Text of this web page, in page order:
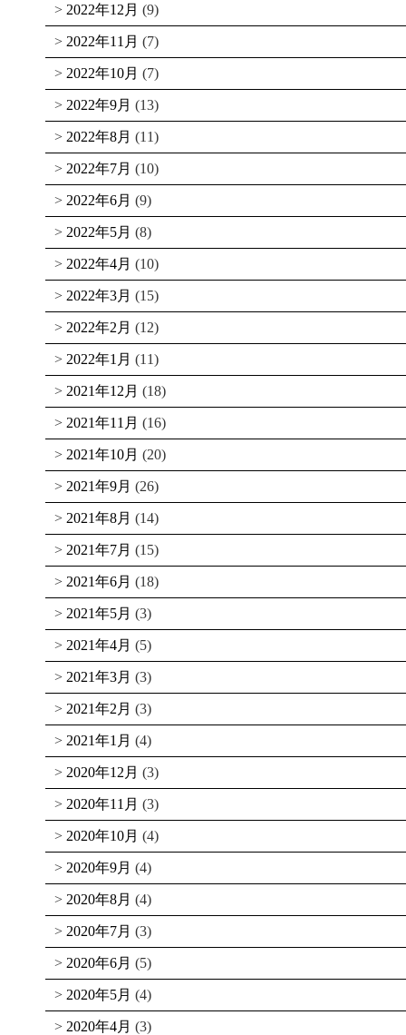
2022年12月 (9)
2022年11月 (7)
2022年10月 (7)
2022年9月 (13)
2022年8月 (11)
2022年7月 (10)
2022年6月 (9)
2022年5月 (8)
2022年4月 (10)
2022年3月 (15)
2022年2月 (12)
2022年1月 (11)
2021年12月 (18)
2021年11月 (16)
2021年10月 (20)
2021年9月 (26)
2021年8月 (14)
2021年7月 (15)
2021年6月 (18)
2021年5月 (3)
2021年4月 (5)
2021年3月 (3)
2021年2月 (3)
2021年1月 (4)
2020年12月 (3)
2020年11月 (3)
2020年10月 (4)
2020年9月 (4)
2020年8月 (4)
2020年7月 (3)
2020年6月 (5)
2020年5月 (4)
2020年4月 (3)